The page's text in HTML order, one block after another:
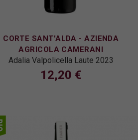
CORTE SANT'ALDA - AZIENDA
AGRICOLA CAMERANI
Adalia Valpolicella Laute 2023
12,20 €